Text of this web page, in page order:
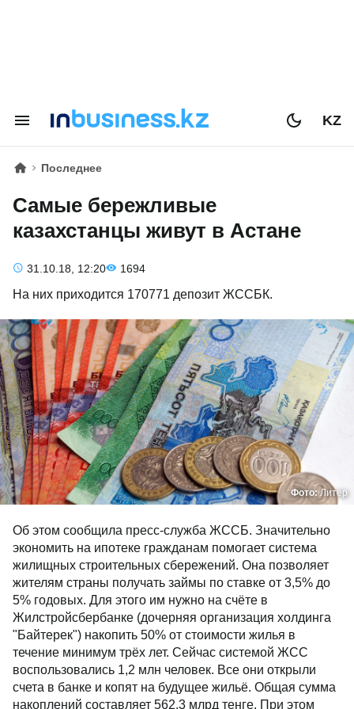
KZ
Последнее
Самые бережливые
казахстанцы живут в Астане
31.10.18, 12:20 1694
На них приходится 170771 депозит ЖССБК.
Фото: Литер
Об этом сообщила пресс-служба ЖССБ. Значительно
экономить на ипотеке гражданам помогает система
жилищных строительных сбережений. Она позволяет
жителям страны получать займы по ставке от 3,5% до
5% годовых. Для этого им нужно на счёте в
Жилстройсбербанке (дочерняя организация холдинга
"Байтерек") накопить 50% от стоимости жилья в
течение минимум трёх лет. Сейчас системой ЖСС
воспользовались 1,2 млн человек. Все они открыли
счета в банке и копят на будущее жильё. Общая сумма
накоплений составляет 562,3 млрд тенге. При этом